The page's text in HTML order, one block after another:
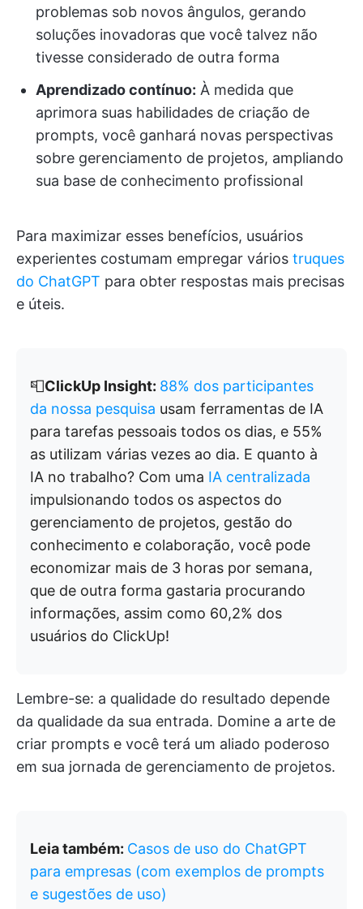
problemas sob novos ângulos, gerando
soluções inovadoras que você talvez não
tivesse considerado de outra forma
Aprendizado contínuo: À medida que
aprimora suas habilidades de criação de
prompts, você ganhará novas perspectivas
sobre gerenciamento de projetos, ampliando
sua base de conhecimento profissional
Para maximizar esses benefícios, usuários
experientes costumam empregar vários truques
do ChatGPT para obter respostas mais precisas
e úteis.
📮ClickUp Insight: 88% dos participantes
da nossa pesquisa usam ferramentas de IA
para tarefas pessoais todos os dias, e 55%
as utilizam várias vezes ao dia. E quanto à
IA no trabalho? Com uma IA centralizada
impulsionando todos os aspectos do
gerenciamento de projetos, gestão do
conhecimento e colaboração, você pode
economizar mais de 3 horas por semana,
que de outra forma gastaria procurando
informações, assim como 60,2% dos
usuários do ClickUp!
Lembre-se: a qualidade do resultado depende
da qualidade da sua entrada. Domine a arte de
criar prompts e você terá um aliado poderoso
em sua jornada de gerenciamento de projetos.
Leia também: Casos de uso do ChatGPT
para empresas (com exemplos de prompts
e sugestões de uso)